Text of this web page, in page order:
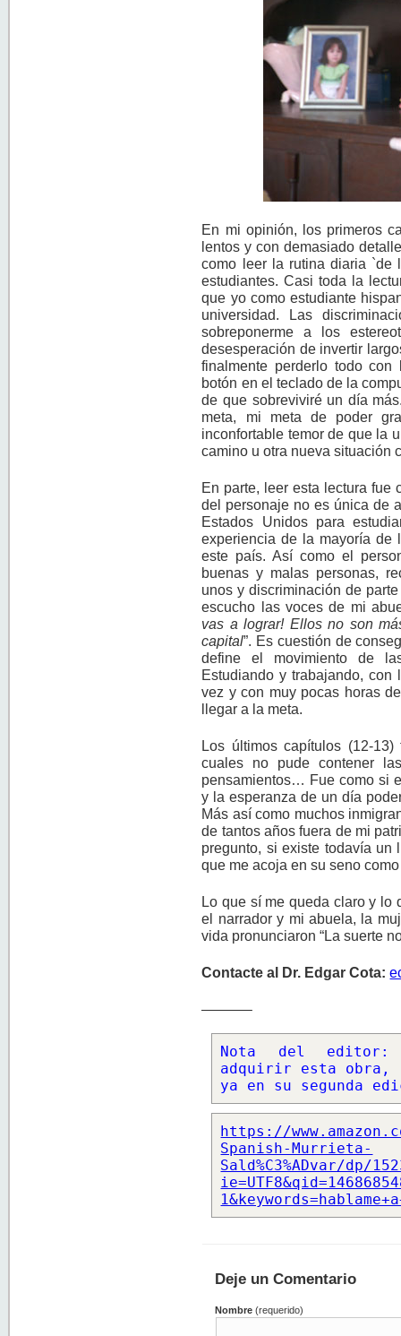
En mi opinión, los primeros
lentos y con demasiado
como leer la rutina diaria `de
estudiantes. Casi toda la
que yo como estudiante
universidad. Las
sobreponerme a los
desesperación de invertir
finalmente perderlo todo
botón en el teclado de la
de que sobreviviré un día
meta, mi meta de poder
inconfortable temor de que la
camino u otra nueva situación
En parte, leer esta lectura fue
del personaje no es única de
Estados Unidos para
experiencia de la mayoría de
este país. Así como el
buenas y malas personas,
unos y discriminación de
escucho las voces de mi
vas a lograr! Ellos no son
capital”. Es cuestión de
define el movimiento de
Estudiando y trabajando,
vez y con muy pocas horas
llegar a la meta.
Los últimos capítulos (12-
cuales no pude contener
pensamientos… Fue como si
y la esperanza de un día
Más así como muchos
de tantos años fuera de mi
pregunto, si existe todavía un
que me acoja en su seno
Lo que sí me queda claro y lo
el narrador y mi abuela, la
vida pronunciaron “La suerte
Contacte al Dr. Edgar Cota:
———–
Nota del editor:
adquirir esta obra,
ya en su segunda
https://
Spanish-Murrieta-
Sald%C3%ADvar/dp/
Deje un Comentario
Nombre (requerido)